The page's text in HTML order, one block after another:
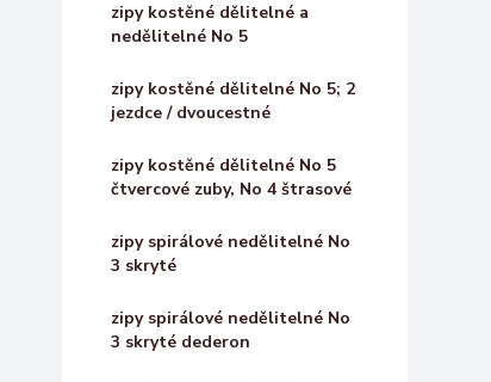
zipy kostěné dělitelné a
nedělitelné No 5
zipy kostěné dělitelné No 5; 2
jezdce / dvoucestné
zipy kostěné dělitelné No 5
čtvercové zuby, No 4 štrasové
zipy spirálové nedělitelné No
3 skryté
zipy spirálové nedělitelné No
3 skryté dederon